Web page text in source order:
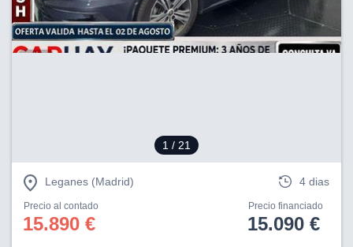
1 / 21
Leganes (Madrid) 4 dias
Precio al contado
15.890 €
Precio financiado
15.090 €